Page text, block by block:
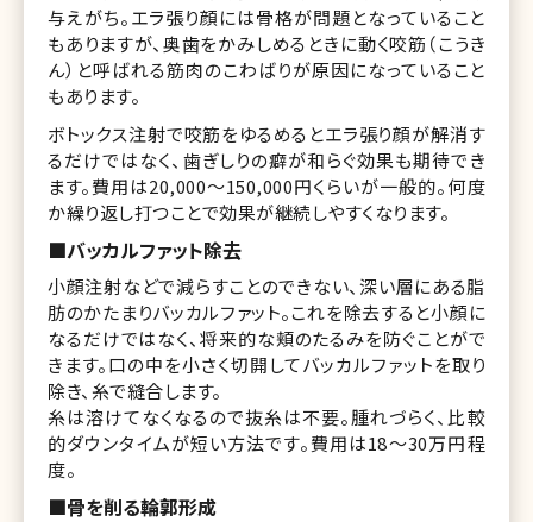
与えがち。エラ張り顔には骨格が問題となっていること
もありますが、奥歯をかみしめるときに動く咬筋（こうき
ん）と呼ばれる筋肉のこわばりが原因になっていること
もあります。
ボトックス注射で咬筋をゆるめるとエラ張り顔が解消す
るだけではなく、歯ぎしりの癖が和らぐ効果も期待でき
ます。費用は20,000〜150,000円くらいが一般的。何度
か繰り返し打つことで効果が継続しやすくなります。
■バッカルファット除去
小顔注射などで減らすことのできない、深い層にある脂
肪のかたまりバッカルファット。これを除去すると小顔に
なるだけではなく、将来的な頬のたるみを防ぐことがで
きます。口の中を小さく切開してバッカルファットを取り
除き、糸で縫合します。
糸は溶けてなくなるので抜糸は不要。腫れづらく、比較
的ダウンタイムが短い方法です。費用は18〜30万円程
度。
■骨を削る輪郭形成